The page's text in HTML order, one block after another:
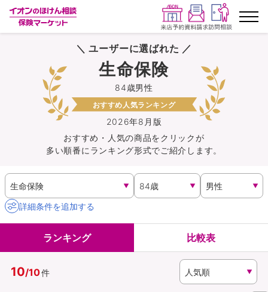
ランキングから探す
保険を比較する
保険会社から探す
イオンカード会員さま専用保険
キャンペーン一覧
イオングループ従業員さま向け
＼ ユーザーに選ばれた ／
2026年8月版
84歳男性
生命保険
おすすめ人気ランキング
おすすめ・人気の商品をクリックが
多い順番にランキング形式でご紹介します。
詳細条件を追加する
ランキング 比較表
10/10件